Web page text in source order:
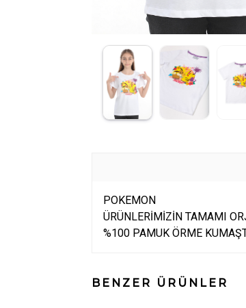
POKEMON
ÜRÜNLERİMİZİN TAMAMI
%100 PAMUK ÖRME
BENZER ÜRÜNLER